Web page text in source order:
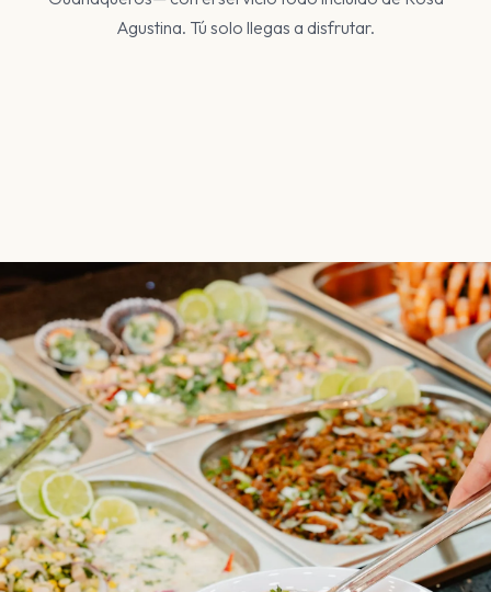
Agustina. Tú solo llegas a disfrutar.